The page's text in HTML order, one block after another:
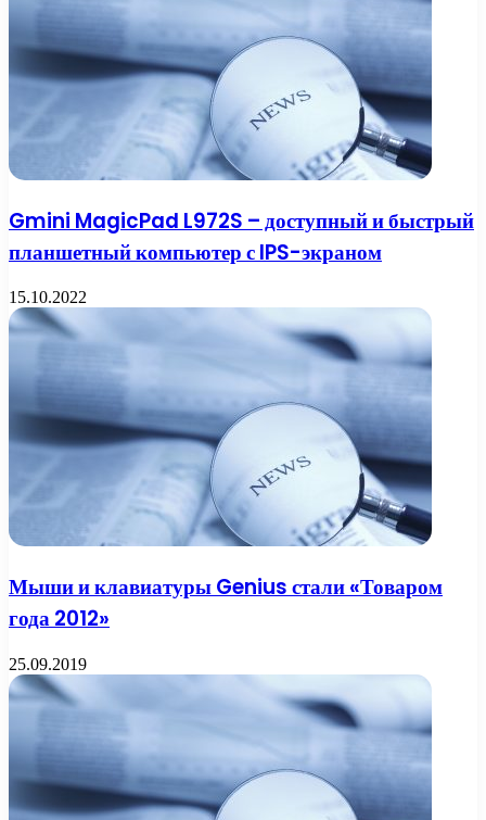
Gmini MagicPad L972S – доступный и быстрый
планшетный компьютер с IPS-экраном
15.10.2022
Мыши и клавиатуры Genius стали «Товаром
года 2012»
25.09.2019